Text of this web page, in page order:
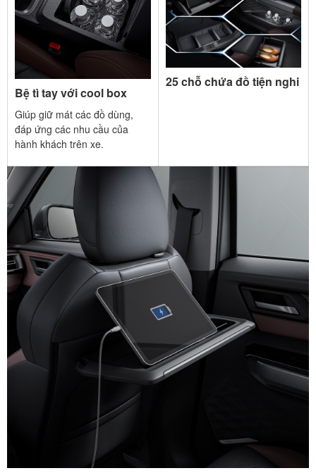
Bệ tì tay với cool box
Giúp giữ mát các đồ dùng,
đáp ứng các nhu cầu của
hành khách trên xe.
25 chỗ chứa đồ tiện nghi​